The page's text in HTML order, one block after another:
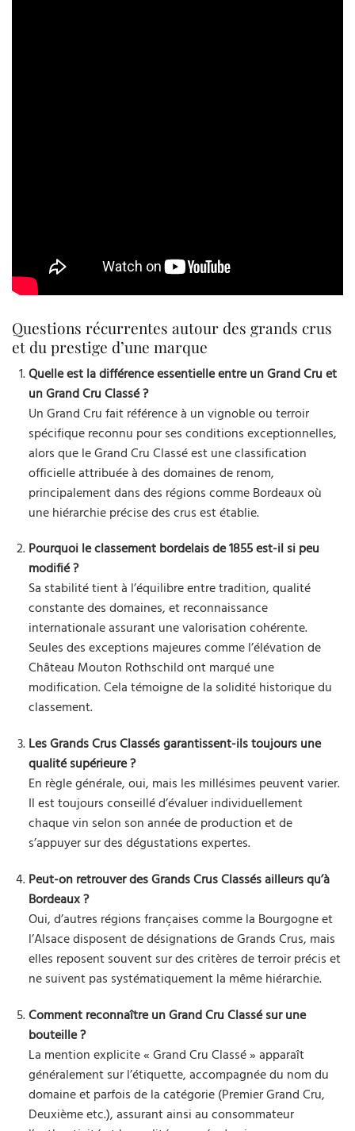
Questions récurrentes autour des grands crus
et du prestige d’une marque
Quelle est la différence essentielle entre un Grand Cru et
un Grand Cru Classé ?
Un Grand Cru fait référence à un vignoble ou terroir
spécifique reconnu pour ses conditions exceptionnelles,
alors que le Grand Cru Classé est une classification
officielle attribuée à des domaines de renom,
principalement dans des régions comme Bordeaux où
une hiérarchie précise des crus est établie.
Pourquoi le classement bordelais de 1855 est-il si peu
modifié ?
Sa stabilité tient à l’équilibre entre tradition, qualité
constante des domaines, et reconnaissance
internationale assurant une valorisation cohérente.
Seules des exceptions majeures comme l’élévation de
Château Mouton Rothschild ont marqué une
modification. Cela témoigne de la solidité historique du
classement.
Les Grands Crus Classés garantissent-ils toujours une
qualité supérieure ?
En règle générale, oui, mais les millésimes peuvent varier.
Il est toujours conseillé d’évaluer individuellement
chaque vin selon son année de production et de
s’appuyer sur des dégustations expertes.
Peut-on retrouver des Grands Crus Classés ailleurs qu’à
Bordeaux ?
Oui, d’autres régions françaises comme la Bourgogne et
l’Alsace disposent de désignations de Grands Crus, mais
elles reposent souvent sur des critères de terroir précis et
ne suivent pas systématiquement la même hiérarchie.
Comment reconnaître un Grand Cru Classé sur une
bouteille ?
La mention explicite « Grand Cru Classé » apparaît
généralement sur l’étiquette, accompagnée du nom du
domaine et parfois de la catégorie (Premier Grand Cru,
Deuxième etc.), assurant ainsi au consommateur